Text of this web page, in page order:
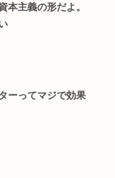
本主義の形だよ。
ーってマジで効果